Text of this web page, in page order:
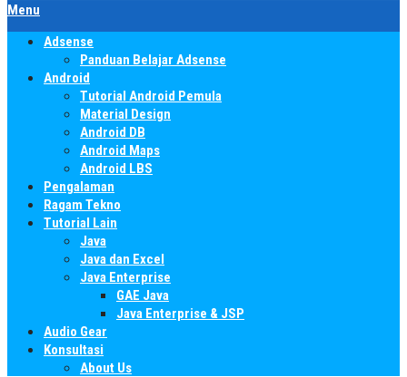
Menu
Adsense
Panduan Belajar Adsense
Android
Tutorial Android Pemula
Material Design
Android DB
Android Maps
Android LBS
Pengalaman
Ragam Tekno
Tutorial Lain
Java
Java dan Excel
Java Enterprise
GAE Java
Java Enterprise & JSP
Audio Gear
Konsultasi
About Us